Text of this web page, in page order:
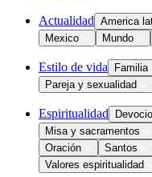
Actualidad America
Mexico
Mundo
Estilo de vida Familia
Pareja y sexualidad
Espiritualidad
Misa y sacramentos
Oración
Santos
Valores espiritualidad